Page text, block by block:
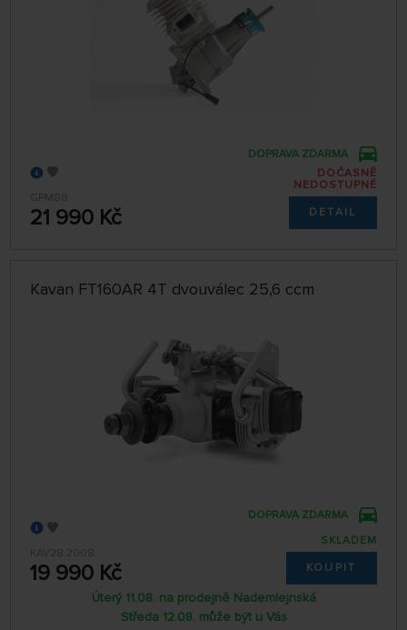
GPM88
21 990 Kč
DOPRAVA ZDARMA
DOČASNĚ
NEDOSTUPNÉ
DETAIL
Kavan FT160AR 4T dvouválec 25,6 ccm
KAV28.2008
19 990 Kč
DOPRAVA ZDARMA
SKLADEM
KOUPIT
Úterý 11.08. na prodejně Nademlejnská
Středa 12.08. může být u Vás